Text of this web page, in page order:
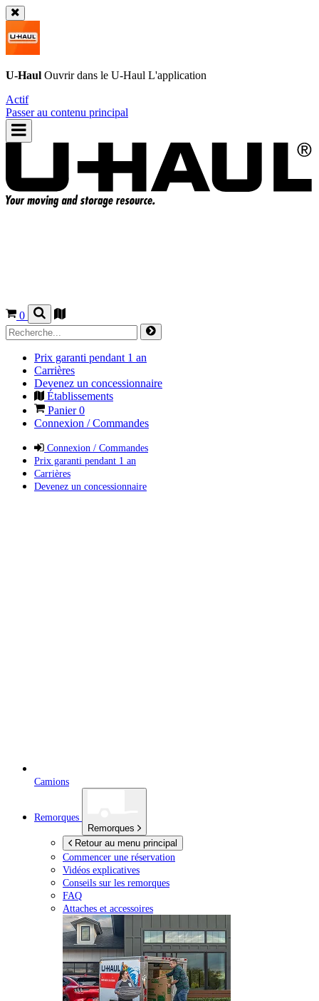
U-Haul Ouvrir dans le U-Haul L'application
Actif
Passer au contenu principal
0
Prix garanti pendant 1 an
Carrières
Devenez un concessionnaire
Établissements
Panier0
Connexion / Commandes
Connexion / Commandes
Prix garanti pendant 1 an
Carrières
Devenez un concessionnaire
Camions
Remorques
Remorques
Retour au menu principal
Commencer une réservation
Vidéos explicatives
Conseils sur les remorques
FAQ
Attaches et accessoires